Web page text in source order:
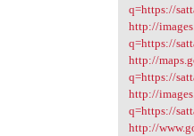
q=https://
http://
q=https://
http://
q=https://
http://
q=https://
http://